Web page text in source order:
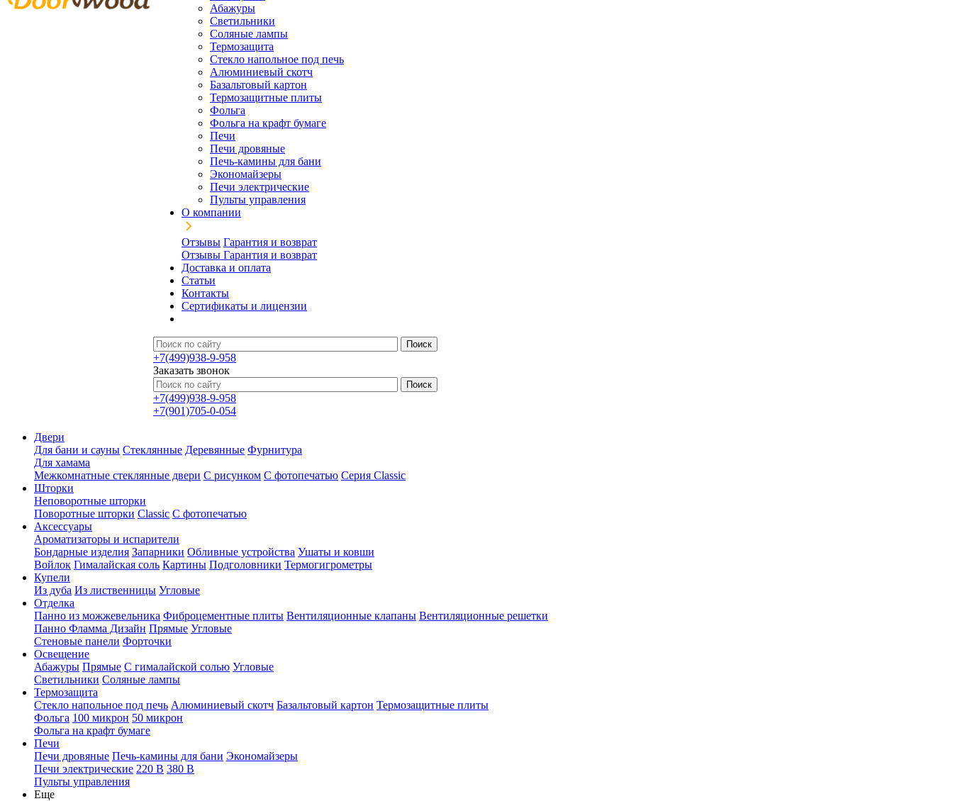
Абажуры
Светильники
Соляные лампы
Термозащита
Стекло напольное под печь
Алюминиевый скотч
Базальтовый картон
Термозащитные плиты
Фольга
Фольга на крафт бумаге
Печи
Печи дровяные
Печь-камины для бани
Экономайзеры
Печи электрические
Пульты управления
О компании
Отзывы Гарантия и возврат
Отзывы Гарантия и возврат
Доставка и оплата
Статьи
Контакты
Сертификаты и лицензии
+7(499)938-9-958
Заказать звонок
+7(499)938-9-958
+7(901)705-0-054
Двери
Для бани и сауны Стеклянные Деревянные Фурнитура
Для хамама
Межкомнатные стеклянные двери С рисунком С фотопечатью Серия Classic
Шторки
Неповоротные шторки
Поворотные шторки Classic С фотопечатью
Аксессуары
Ароматизаторы и испарители
Бондарные изделия Запарники Обливные устройства Ушаты и ковши
Войлок Гималайская соль Картины Подголовники Термогигрометры
Купели
Из дуба Из лиственницы Угловые
Отделка
Панно из можжевельника Фиброцементные плиты Вентиляционные клапаны Вентиляционные решетки
Панно Фламма Дизайн Прямые Угловые
Стеновые панели Форточки
Освещение
Абажуры Прямые С гималайской солью Угловые
Светильники Соляные лампы
Термозащита
Стекло напольное под печь Алюминиевый скотч Базальтовый картон Термозащитные плиты
Фольга 100 микрон 50 микрон
Фольга на крафт бумаге
Печи
Печи дровяные Печь-камины для бани Экономайзеры
Печи электрические 220 В 380 В
Пульты управления
Еще